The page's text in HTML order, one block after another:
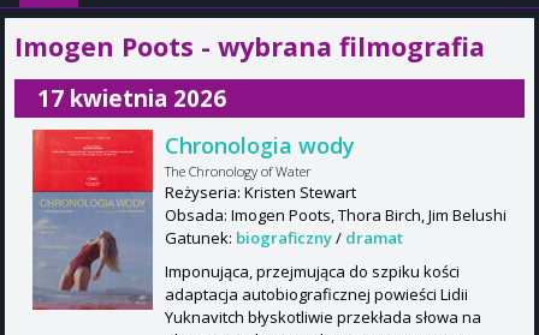
Imogen Poots - wybrana filmografia
17 kwietnia 2026
Chronologia wody
The Chronology of Water
Reżyseria: Kristen Stewart
Obsada: Imogen Poots, Thora Birch, Jim Belushi
Gatunek: biograficzny/ dramat
Imponująca, przejmująca do szpiku kości
adaptacja autobiograficznej powieści Lidii
Yuknavitch błyskotliwie przekłada słowa na